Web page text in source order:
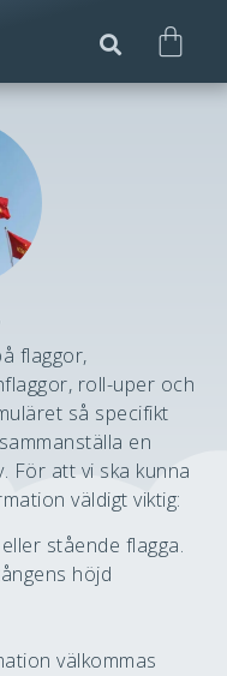
flaggor,
roll-uper och
så specifikt
en
För att vi ska kunna
väldigt viktig:
stående flagga.
höjd
välkommas